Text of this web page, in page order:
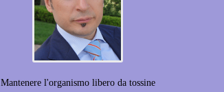
Mantenere l'organismo libero da tossine